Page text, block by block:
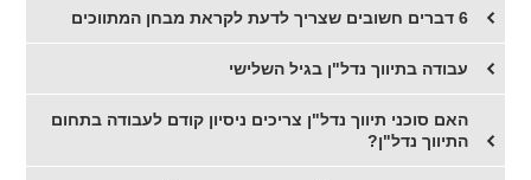
6 דברים חשובים שצריך לדעת לקראת מבחן המתווכים
עבודה בתיווך נדל"ן בגיל השלישי
האם סוכני תיווך נדל"ן צריכים ניסיון קודם לעבודה בתחום
התיווך נדל"ן?